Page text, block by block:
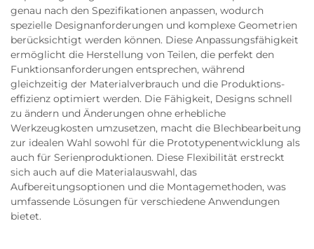
genau nach den Spezifikationen anpassen, wodurch
spezielle Designanforderungen und komplexe Geometrien
berücksichtigt werden können. Diese Anpassungsfähigkeit
ermöglicht die Herstellung von Teilen, die perfekt den
Funktionsanforderungen entsprechen, während
gleichzeitig der Materialverbrauch und die Produktions-
effizienz optimiert werden. Die Fähigkeit, Designs schnell
zu ändern und Änderungen ohne erhebliche
Werkzeugkosten umzusetzen, macht die Blechbearbeitung
zur idealen Wahl sowohl für die Prototypenentwicklung als
auch für Serienproduktionen. Diese Flexibilität erstreckt
sich auch auf die Materialauswahl, das
Aufbereitungsoptionen und die Montagemethoden, was
umfassende Lösungen für verschiedene Anwendungen
bietet.